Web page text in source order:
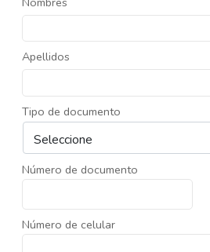
Apellidos
Tipo de documento
Número de documento
Número de celular